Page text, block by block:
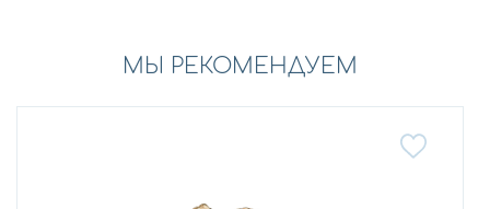
МЫ РЕКОМЕНДУЕМ